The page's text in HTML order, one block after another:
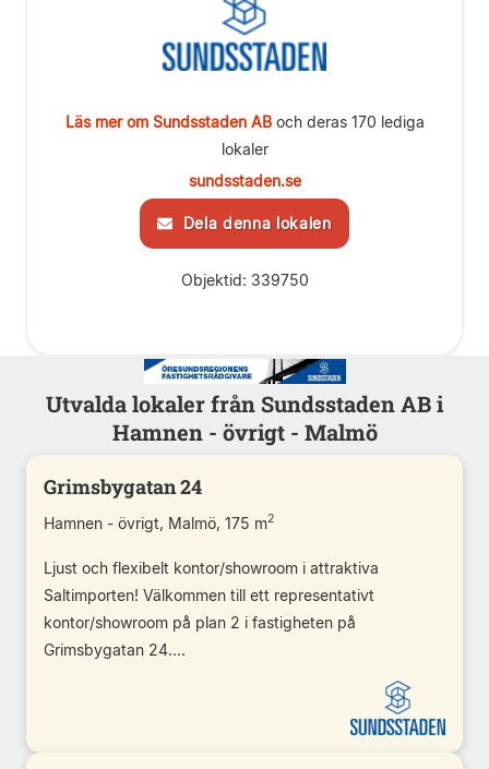
Läs mer om Sundsstaden ABoch deras 170 lediga
lokaler
sundsstaden.se
Dela denna lokalen
Objektid: 339750
Utvalda lokaler från Sundsstaden AB i
Hamnen - övrigt - Malmö
Grimsbygatan 24
Hamnen - övrigt, Malmö, 175 m2
Ljust och flexibelt kontor/showroom i attraktiva
Saltimporten! Välkommen till ett representativt
kontor/showroom på plan 2 i fastigheten på
Grimsbygatan 24....